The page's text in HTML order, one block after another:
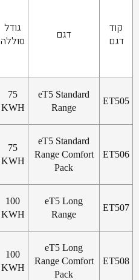
קוד
דגם
דגם
גודל
סוללה
ET505
eT5 Standard
Range
75
KWH
ET506
eT5 Standard
Range Comfort
Pack
75
KWH
ET507
eT5 Long
Range
100
KWH
ET508
eT5 Long
Range Comfort
Pack
100
KWH